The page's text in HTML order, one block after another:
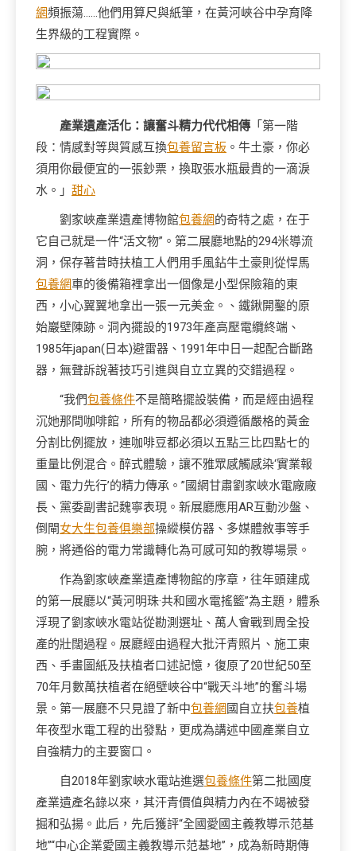
網頻振蕩……他們用算尺與紙筆，在黃河峽谷中孕育降
生界級的工程實際。
產業遺產活化：讓奮斗精力代代相傳 「第一階
段：情感對等與質感互換包養留言板 。牛土豪，你必
須用你最便宜的一張鈔票，換取張水瓶最貴的一滴淚
水。」 甜心
劉家峽產業遺產博物館包養網的奇特之處，在于
它自己就是一件“活文物”。第二展廳地點的294米導流
洞，保存著昔時扶植工人們用手風鉆牛土豪則從悍馬
包養網車的後備箱裡拿出一個像是小型保險箱的東
西，小心翼翼地拿出一張一元美金。、鐵鍬開鑿的原
始巖壁陳跡。洞內擺設的1973年產高壓電纜終端、
1985年japan(日本)避雷器、1991年中日一起配合斷路
器，無聲訴說著技巧引進與自立立異的交錯過程。
“我們包養條件不是簡略擺設裝備，而是經由過程
沉她那間咖啡館，所有的物品都必須遵循嚴格的黃金
分割比例擺放，連咖啡豆都必須以五點三比四點七的
重量比例混合。醉式體驗，讓不雅眾感觸感染‘實業報
國、電力先行’的精力傳承。”國網甘肅劉家峽水電廠廠
長、黨委副書記魏寧表現。新展廳應用AR互動沙盤、
倒閘女大生包養俱樂部操縱模仿器、多媒體敘事等手
腕，將通俗的電力常識轉化為可感可知的教導場景。
作為劉家峽產業遺產博物館的序章，往年頭建成
的第一展廳以“黃河明珠·共和國水電搖籃”為主題，體系
浮現了劉家峽水電站從勘測選址、萬人會戰到周全投
產的壯闊過程。展廳經由過程大批汗青照片、施工東
西、手畫圖紙及扶植者口述記憶，復原了20世紀50至
70年月數萬扶植者在絕壁峽谷中“戰天斗地”的奮斗場
景。第一展廳不只見證了新中包養網 國自立扶包養植
年夜型水電工程的出發點，更成為講述中國產業自立
自強精力的主要窗口。
自2018年劉家峽水電站進選包養條件第二批國度
產業遺產名錄以來，其汗青價值與精力內在不竭被發
掘和弘揚。此后，先后獲評“全國愛國主義教導示范基
地”“中心企業愛國主義教導示范基地”，成為新時期傳